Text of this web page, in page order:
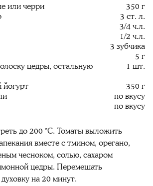
или черри
350 г
3 ст. л.
3/4 ч.л.
1/2 ч.л.
3 зубчика
5 г
цедры, остальную
1 шт.
йогурт
350 г
по вкусу
по вкусу
до 200 °C. Томаты выложить
вместе с тмином, орегано,
чесноком, солью, сахаром
цедры. Перемешать
на 20 минут.